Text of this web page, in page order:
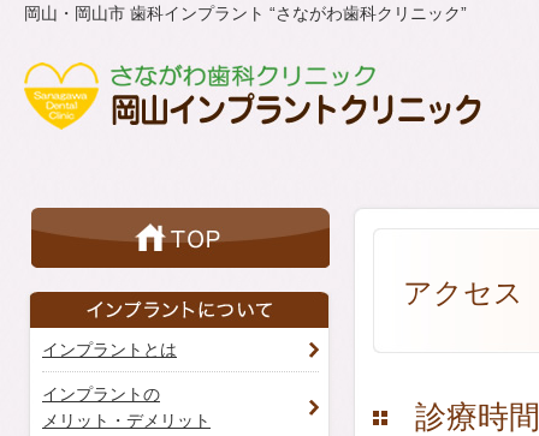
岡山・岡山市 歯科インプラント “さながわ歯科クリニック”
アクセス
診療時間
インプラントとは
インプラントの
メリット・デメリット